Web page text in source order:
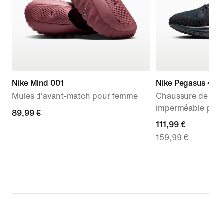
Nike Mind 001
Mules d'avant-match pour femme
89,99 €
89,99 €
Nike Pegasus 41
Chaussure de
imperméable
current
price
159,99 €
111,99 €
159,99 €